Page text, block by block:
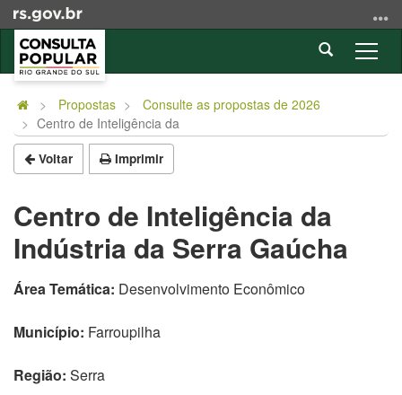
para
conteúdo
para
menu
para
busca
a
Abrir
a
Início
conteúdo
Propostas
Consulte as propostas de 2026
Centro de Inteligência da
Voltar Imprimir
Centro de Inteligência da
Indústria da Serra Gaúcha
Área Temática: Desenvolvimento Econômico
Município: Farroupilha
Região: Serra